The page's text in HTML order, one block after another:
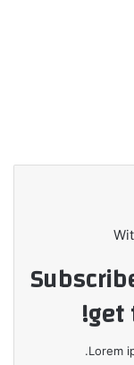
get
Lorem